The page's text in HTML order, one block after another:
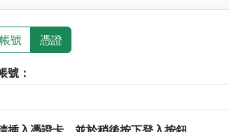
帳號 憑證
號：